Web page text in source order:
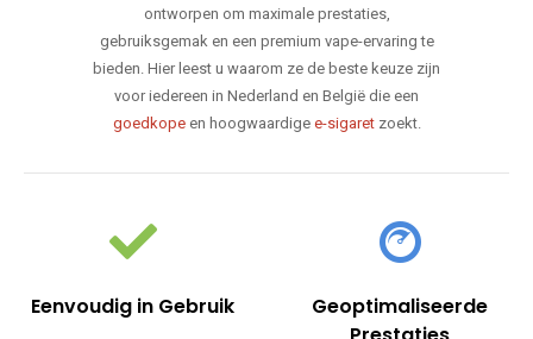
ontworpen om maximale prestaties,
gebruiksgemak en een premium vape-ervaring te
bieden. Hier leest u waarom ze de beste keuze zijn
voor iedereen in Nederland en België die een
goedkopeen hoogwaardige e-sigaretzoekt.
Eenvoudig in Gebruik
Geoptimaliseerde